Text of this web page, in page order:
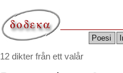
Poesi
12 dikter från ett valår